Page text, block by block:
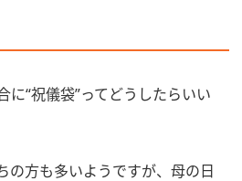
に“祝儀袋”ってどうしたらいい
の方も多いようですが、母の日